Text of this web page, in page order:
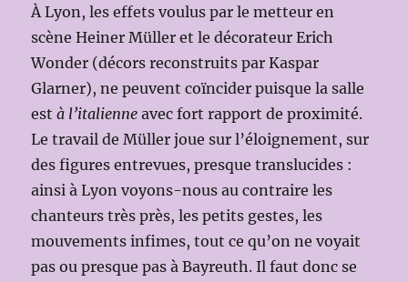
À Lyon, les effets voulus par le metteur en
scène Heiner Müller et le décorateur Erich
Wonder (décors reconstruits par Kaspar
Glarner), ne peuvent coïncider puisque la salle
està l’italienne avec fort rapport de proximité.
Le travail de Müller joue sur l’éloignement, sur
des figures entrevues, presque translucides :
ainsi à Lyon voyons-nous au contraire les
chanteurs très près, les petits gestes, les
mouvements infimes, tout ce qu’on ne voyait
pas ou presque pas à Bayreuth. Il faut donc se